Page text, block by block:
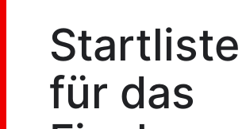
Startliste
für das